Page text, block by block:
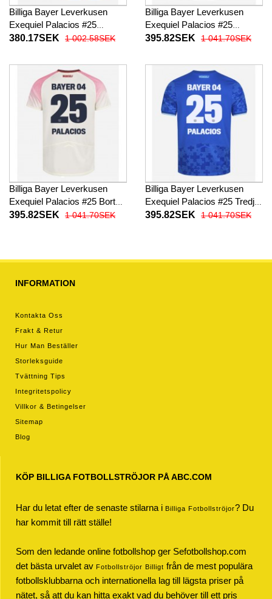
Billiga Bayer Leverkusen
Exequiel Palacios #25
Barnkläder Tredje
26 Kortärmad (+ Korta byxor)
380.17SEK 1 002.58SEK
Billiga Bayer Leverkusen
Exequiel Palacios #25
Hemma fotbollskläder 2025-
395.82SEK 1 041.70SEK
Billiga Bayer Leverkusen
Exequiel Palacios #25 Borta
fotbollskläder 2025-26
395.82SEK 1 041.70SEK
Billiga Bayer Leverkusen
Exequiel Palacios #25 Tredje
fotbollskläder 2025-26
395.82SEK 1 041.70SEK
INFORMATION
Kontakta Oss
Frakt & Retur
Hur Man Beställer
Storleksguide
Tvättning Tips
Integritetspolicy
Villkor & Betingelser
Sitemap
Blog
KÖP BILLIGA FOTBOLLSTRÖJOR PÅ ABC.COM
Har du letat efter de senaste stilarna i Billiga Fotbollströjor? Du
har kommit till rätt ställe!
Som den ledande online fotbollshop ger Sefotbollshop.com
det bästa urvalet av Fotbollströjor Billigt från de mest populära
fotbollsklubbarna och internationella lag till lägsta priser på
nätet, så att du kan hitta exakt vad du behöver till ett pris